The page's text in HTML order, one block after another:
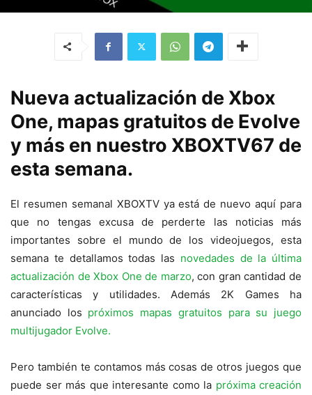
Nueva actualización de Xbox
One, mapas gratuitos de Evolve
y más en nuestro XBOXTV67 de
esta semana.
El resumen semanal XBOXTV ya está de nuevo aquí para
que no tengas excusa de perderte las noticias más
importantes sobre el mundo de los videojuegos, esta
semana te detallamos todas las novedades de la última
actualización de Xbox One de marzo, con gran cantidad de
características y utilidades. Además 2K Games ha
anunciado los próximos mapas gratuitos para su juego
multijugador Evolve.
Pero también te contamos más cosas de otros juegos que
puede ser más que interesante como la próxima creación